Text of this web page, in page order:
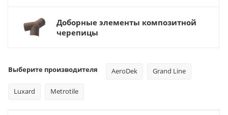
Доборные элементы композитной
черепицы
Выберите производителя AeroDek Grand Line
Luxard Metrotile